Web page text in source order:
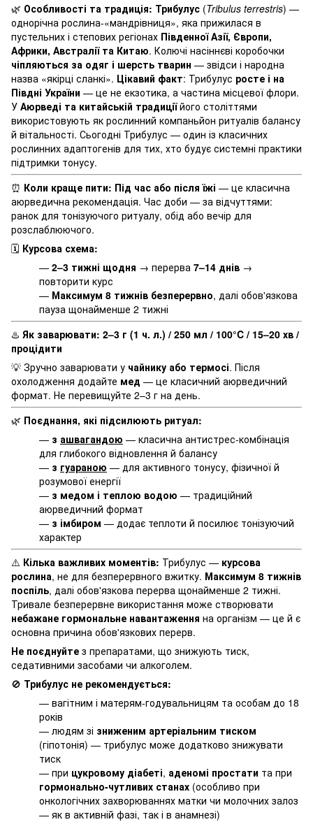
🌿 Особливості та традиція: Трибулус (Tribulus terrestris) —
однорічна рослина-«мандрівниця», яка прижилася в
пустельних і степових регіонах Південної Азії, Європи,
Африки, Австралії та Китаю. Колючі насіннєві коробочки
чіпляються за одяг і шерсть тварин — звідси і народна
назва «якірці сланкі». Цікавий факт: Трибулус росте і на
Півдні України — це не екзотика, а частина місцевої флори.
У Аюрведі та китайській традиціїйого століттями
використовують як рослинний компаньйон ритуалів балансу
й вітальності. Сьогодні Трибулус — один із класичних
рослинних адаптогенів для тих, хто будує системні практики
підтримки тонусу.
⏰ Коли краще пити: Під час або після їжі — це класична
аюрведична рекомендація. Час доби — за відчуттями:
ранок для тонізуючого ритуалу, обід або вечір для
розслаблюючого.
🗓️ Курсова схема:
— 2–3 тижні щодня → перерва 7–14 днів →
повторити курс
— Максимум 8 тижнів безперервно, далі обов'язкова
пауза щонайменше 2 тижні
♨️ Як заварювати: 2–3 г (1 ч. л.) / 250 мл / 100°C / 15–20 хв /
процідити
💡 Зручно заварювати у чайнику або термосі. Після
охолодження додайте мед — це класичний аюрведичний
формат. Не перевищуйте 2–3 г на день.
🌿 Поєднання, які підсилюють ритуал:
— з ашвагандою — класична антистрес-комбінація
для глибокого відновлення й балансу
— з гуараною — для активного тонусу, фізичної й
розумової енергії
— з медом і теплою водою — традиційний
аюрведичний формат
— з імбиром — додає теплоти й посилює тонізуючий
характер
⚠️ Кілька важливих моментів: Трибулус — курсова
рослина, не для безперервного вжитку. Максимум 8 тижнів
поспіль, далі обов'язкова перерва щонайменше 2 тижні.
Тривале безперервне використання може створювати
небажане гормональне навантаження на організм — це й є
основна причина обов'язкових перерв.
Не поєднуйте з препаратами, що знижують тиск,
седативними засобами чи алкоголем.
🚫 Трибулус не рекомендується:
— вагітним і матерям-годувальницям та особам до 18
років
— людям зі зниженим артеріальним тиском
(гіпотонія) — трибулус може додатково знижувати
тиск
— при цукровому діабеті, аденомі простати та при
гормонально-чутливих станах (особливо при
онкологічних захворюваннях матки чи молочних залоз
— як в активній фазі, так і в анамнезі)